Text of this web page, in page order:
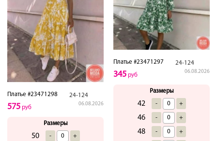
Платье #23471298 24-124
06.08.2026
575 руб
Размеры
50 - +
Платье #23471297 24-124
06.08.2026
345 руб
Размеры
42 - +
46 - +
48 - +